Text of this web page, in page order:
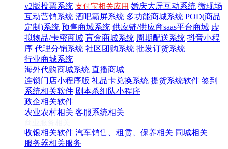
v2版投票系统 支付宝相关应用 婚庆大屏互动系统 微现场
互动营销系统 酒吧霸屏系统 多功能商城系统 POD(商品
定制)系统 预售商城系统 供应链/供应商saas平台商城 虚
拟物品/卡密商城 盲盒商城系统 周期配送系统 抖音小程
序 代理分销系统 社区团购系统 批发订货系统
行业商城系统
海外代购商城系统 直播商城
连锁门店小程序版 礼品卡兑换系统 提货系统软件 签到
系统相关软件 剧本杀组队小程序
政企相关软件
农业农村相关 客服系统相关
收银相关软件 汽车销售、租赁、保养相关 同城相关
服务器相关服务